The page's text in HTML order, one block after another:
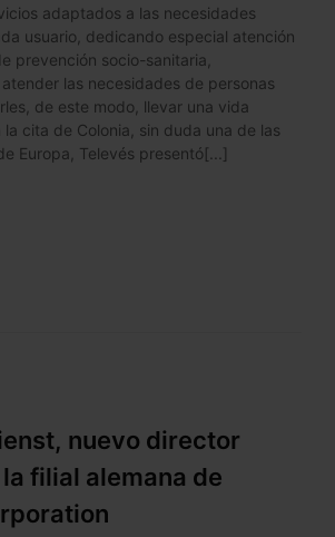
adaptados a las necesidades
usuario, dedicando especial atención
prevención socio-sanitaria,
las necesidades de personas
de este modo, llevar una vida
cita de Colonia, sin duda una de las
Europa, Televés presentó[...]
nuevo director
filial alemana de